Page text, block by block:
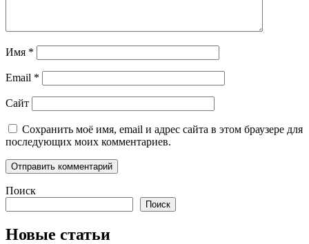
Имя *
Email *
Сайт
Сохранить моё имя, email и адрес сайта в этом браузере для
последующих моих комментариев.
Поиск
Поиск
Новые статьи